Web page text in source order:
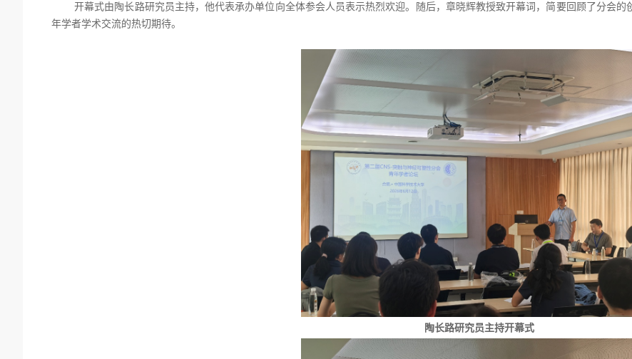
开幕式由陶长路研究员主持，他代表承办单位向全体参会人员表示热烈欢迎。随后，章晓辉教授致开幕词，简要回顾了分会
年学者学术交流的热切期待。
陶长路研究员主持开幕式